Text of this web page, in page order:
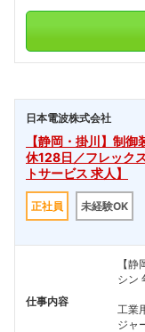
日本電波株式会社
【静岡・掛川】制
休128日／フレック
トサービス 求人】
正社員 未経験OK
仕事内容
【
シン
工業
ジャ